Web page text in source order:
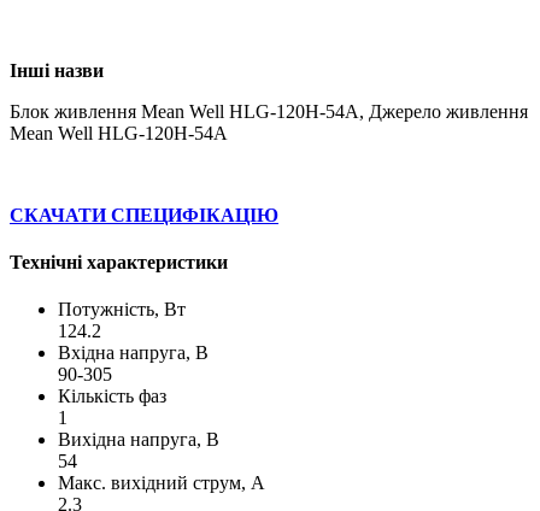
Інші назви
Блок живлення Mean Well HLG-120H-54A, Джерело живлення
Mean Well HLG-120H-54A
СКАЧАТИ СПЕЦИФІКАЦІЮ
Технічні характеристики
Потужність, Вт
124.2
Вхідна напруга, В
90-305
Кількість фаз
1
Вихідна напруга, В
54
Макс. вихідний струм, А
2.3